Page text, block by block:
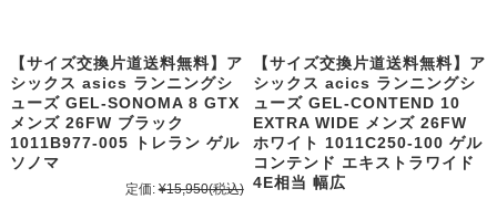
【サイズ交換片道送料無料】ア
シックス asics ランニングシ
ューズ GEL-SONOMA 8 GTX
メンズ 26FW ブラック
1011B977-005 トレラン ゲル
ソノマ
定価: ¥15,950(税込)
【サイズ交換片道送料無料】ア
シックス acics ランニングシ
ューズ GEL-CONTEND 10
EXTRA WIDE メンズ 26FW
ホワイト 1011C250-100 ゲル
コンテンド エキストラワイド
4E相当 幅広